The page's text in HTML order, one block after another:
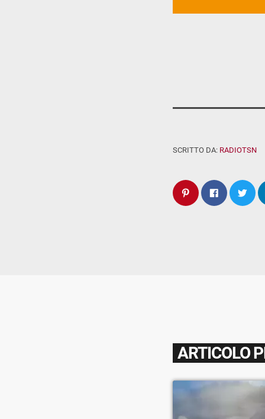
SCRITTO DA: RADIOTSN
ARTICOLO